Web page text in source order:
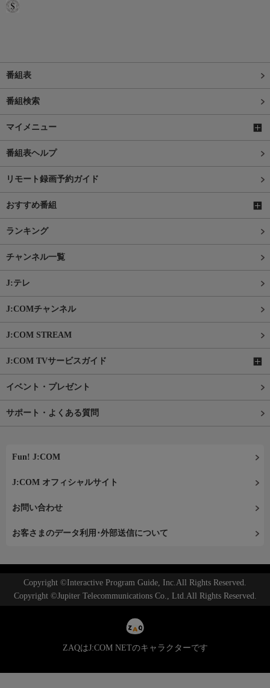
番組表
番組検索
マイメニュー
番組表ヘルプ
リモート録画予約ガイド
おすすめ番組
ランキング
チャンネル一覧
J:テレ
J:COMチャンネル
J:COM STREAM
J:COM TVサービスガイド
イベント・プレゼント
サポート・よくある質問
Fun! J:COM
J:COM オフィシャルサイト
お問い合わせ
お客さまのデータ利用･外部送信について
Copyright ©Interactive Program Guide, Inc.All Rights Reserved.
Copyright ©Jupiter Telecommunications Co., Ltd.All Rights Reserved.
ZAQはJ:COM NETのキャラクターです